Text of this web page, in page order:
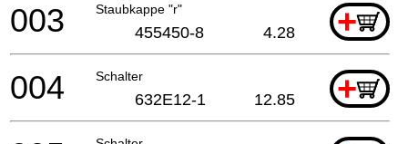
Staubkappe "r" +
003 455450-8 4.28
Schalter +
004 632E12-1 12.85